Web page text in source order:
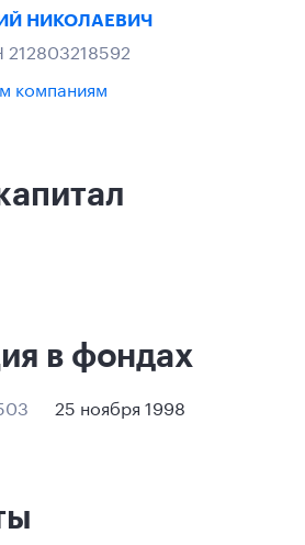
НИКОЛАЕВИЧ
212803218592
компаниям
в фондах
25 ноября 1998